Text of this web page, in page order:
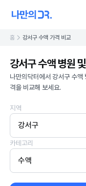
홈 강서구 수액 가격 비교
강서구 수액 병원
나만의닥터에서 강서구 수액
격을 비교해 보세요.
지역
강서구
카테고리
수액